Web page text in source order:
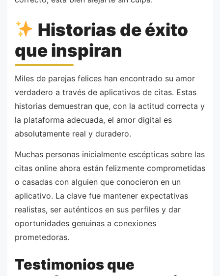
Historias de éxito
que inspiran
Miles de parejas felices han encontrado su amor
verdadero a través de aplicativos de citas. Estas
historias demuestran que, con la actitud correcta y
la plataforma adecuada, el amor digital es
absolutamente real y duradero.
Muchas personas inicialmente escépticas sobre las
citas online ahora están felizmente comprometidas
o casadas con alguien que conocieron en un
aplicativo. La clave fue mantener expectativas
realistas, ser auténticos en sus perfiles y dar
oportunidades genuinas a conexiones
prometedoras.
Testimonios que